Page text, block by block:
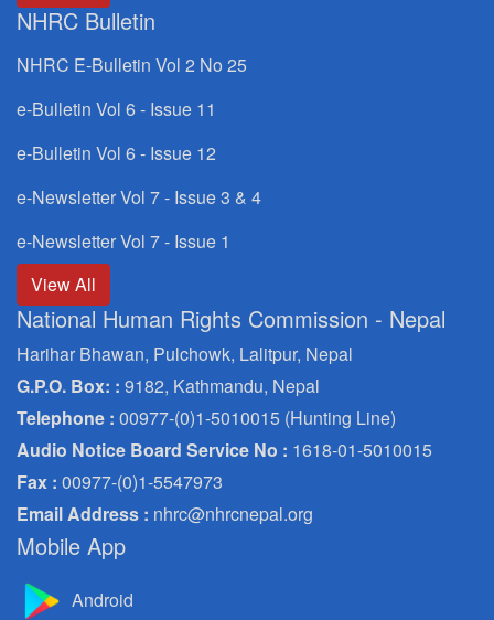
NHRC Bulletin
NHRC E-Bulletin Vol 2 No 25
e-Bulletin Vol 6 - Issue 11
e-Bulletin Vol 6 - Issue 12
e-Newsletter Vol 7 - Issue 3 & 4
e-Newsletter Vol 7 - Issue 1
View All
National Human Rights Commission - Nepal
Harihar Bhawan, Pulchowk, Lalitpur, Nepal
G.P.O. Box: : 9182, Kathmandu, Nepal
Telephone : 00977-(0)1-5010015 (Hunting Line)
Audio Notice Board Service No : 1618-01-5010015
Fax : 00977-(0)1-5547973
Email Address : nhrc@nhrcnepal.org
Mobile App
Android